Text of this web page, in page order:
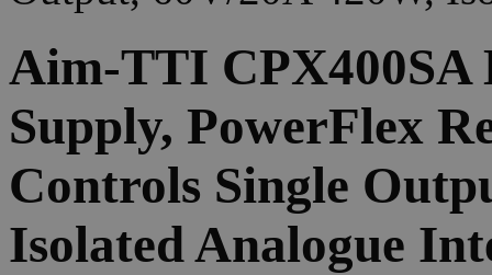
Aim-TTI CPX400SA
Supply, PowerFlex
Controls Single
Isolated Analogue